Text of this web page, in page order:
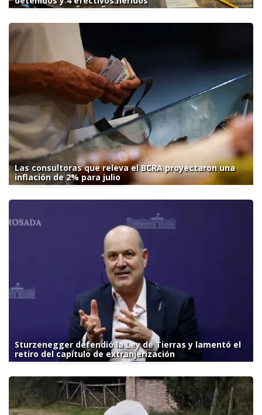
Las consultoras que releva el BCRA proyectaron una
inflación de 2% para julio
Sturzenegger defendió la Ley de Tierras y lamentó el
retiro del capítulo de extranjerización